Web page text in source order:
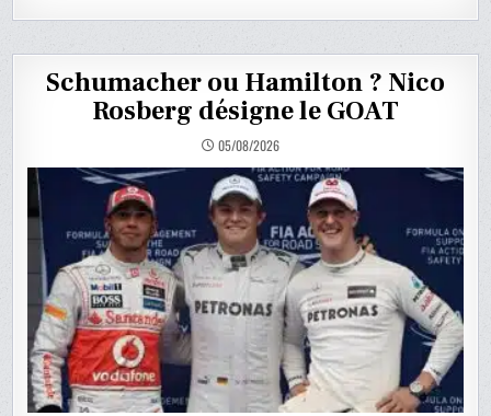
Schumacher ou Hamilton ? Nico
Rosberg désigne le GOAT
05/08/2026